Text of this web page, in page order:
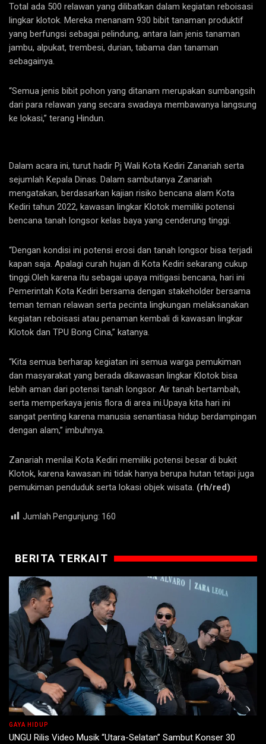
Total ada 500 relawan yang dilibatkan dalam kegiatan reboisasi
lingkar klotok. Mereka menanam 930 bibit tanaman produktif
yang berfungsi sebagai pelindung, antara lain jenis tanaman
jambu, alpukat, trembesi, durian, tabama dan tanaman
sebagainya.
“Semua jenis bibit pohon yang ditanam merupakan sumbangsih
dari para relawan yang secara swadaya membawanya langsung
ke lokasi,” terang Hindun.
Dalam acara ini, turut hadir Pj Wali Kota Kediri Zanariah serta
sejumlah Kepala Dinas. Dalam sambutanya Zanariah
mengatakan, berdasarkan kajian risiko bencana alam Kota
Kediri tahun 2022, kawasan lingkar Klotok memiliki potensi
bencana tanah longsor kelas baya yang cenderung tinggi.
“Dengan kondisi ini potensi erosi dan tanah longsor bisa terjadi
kapan saja. Apalagi curah hujan di Kota Kediri sekarang cukup
tinggi.Oleh karena itu sebagai upaya mitigasi bencana, hari ini
Pemerintah Kota Kediri bersama dengan stakeholder bersama
teman teman relawan serta pecinta lingkungan melaksanakan
kegiatan reboisasi atau penaman kembali di kawasan lingkar
Klotok dan TPU Bong Cina,” katanya.
“Kita semua berharap kegiatan ini semua warga pemukiman
dan masyarakat yang berada dikawasan lingkar Klotok bisa
lebih aman dari potensi tanah longsor. Air tanah bertambah,
serta memperkaya jenis flora di area ini.Upaya kita hari ini
sangat penting karena manusia senantiasa hidup berdampingan
dengan alam,” imbuhnya.
Zanariah menilai Kota Kediri memiliki potensi besar di bukit
Klotok, karena kawasan ini tidak hanya berupa hutan tetapi juga
pemukiman penduduk serta lokasi objek wisata. (rh/red)
Jumlah Pengunjung: 160
BERITA TERKAIT
GAYA HIDUP
UNGU Rilis Video Musik “Utara-Selatan” Sambut Konser 30